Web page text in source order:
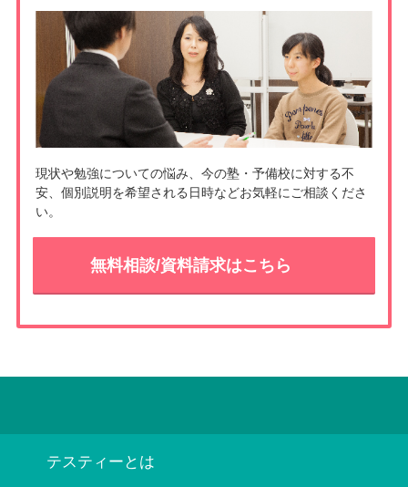
k
t
現状や勉強についての悩み、今の塾・予備校に対する不
安、個別説明を希望される日時などお気軽にご相談くださ
い。
無料相談/資料請求はこちら
テスティーとは